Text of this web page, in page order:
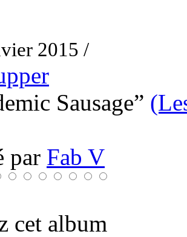
2015 /
Sausage”
par Fab V
cet album